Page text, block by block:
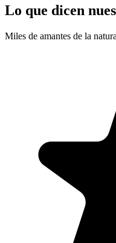
Lo que dicen
Miles de amantes de la